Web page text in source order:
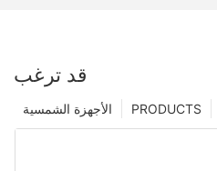
قد ترغب
PRODUCTS الأجهزة الشمسية